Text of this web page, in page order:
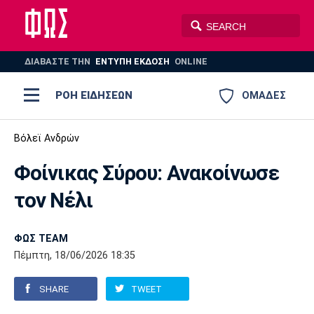
ΔΙΑΒΑΣΤΕ THN ΕΝΤΥΠΗ ΕΚΔΟΣΗ ONLINE
ΟΜΑΔΕΣ
ΡΟΗ ΕΙΔΗΣΕΩΝ
ΠΟΔΟΣΦΑΙΡΟ
ΠΟΛΟ
AUTO-MOTO
Ποδόσφαιρο
Super League 1
Super League 2
Γ Εθνική
Ελλάδα
Μπάσκετ
Ελλάδα
Εθνική
EuroLeague
Ολυμπιακοί Αγώνες
Βόλεϊ
Πόλο
Ολυμπιακός
Παναθηναϊκός Ατρόμητος
Βόλεϊ Ανδρών
Φοίνικας Σύρου: Ανακοίνωσε
τον Νέλι
ΦΩΣ TEAM
Πέμπτη, 18/06/2026 18:35
SHARE TWEET